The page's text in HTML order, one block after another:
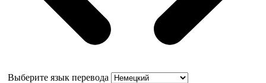
Выберите язык перевода